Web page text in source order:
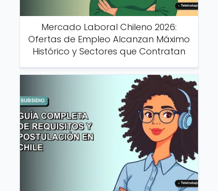
Mercado Laboral Chileno 2026:
Ofertas de Empleo Alcanzan Máximo
Histórico y Sectores que Contratan